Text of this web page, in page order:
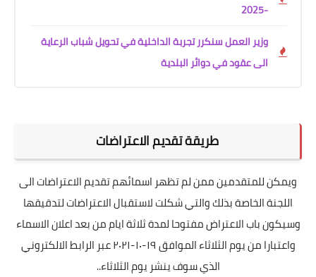
-2025
وزير العمل سنكرر تجربة الداخلية في تحويل شباب الرعاية
الى عقود في دوائر البلدية
طريقة تقديم الاعتراضات
ويمكن للمتقدمين ممن لم تظهر اسمائهم تقديم الاعتراضات الى
اللجنة الخاصة بذلك والتي شكلت لاستقبال الاعتراضات لتدقيقها
وسيكون باب الاعتراض مفتوحا لمدة ثلاثة ايام من بعد اعلان الاسماء
واعتبارا من يوم الثلاثاء الموافق ١٩-١٠-٢٠٢١ عبر الرابط الالكتروني
الذي سوف ينشر يوم الثلاثاء..